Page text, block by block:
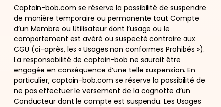
Captain-bob.com se réserve la possibilité de suspendre
de manière temporaire ou permanente tout Compte
d’un Membre ou Utilisateur dont l’usage ou le
comportement est avéré ou suspecté contraire aux
CGU (ci-après, les « Usages non conformes Prohibés »).
La responsabilité de captain-bob ne saurait être
engagée en conséquence d’une telle suspension. En
particulier, captain-bob.com se réserve la possibilité de
ne pas effectuer le versement de la cagnotte d’un
Conducteur dont le compte est suspendu. Les Usages